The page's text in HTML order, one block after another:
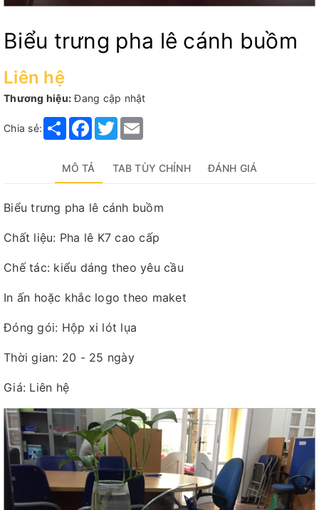
Biểu trưng pha lê cánh buồm
Liên hệ
Thương hiệu: Đang cập nhật
Chia sẻ: Share Facebook
Twitter
MÔ TẢ TAB TÙY CHỈNH ĐÁNH GIÁ
Biểu trưng pha lê cánh buồm
Chất liệu: Pha lê K7 cao cấp
Chế tác: kiểu dáng theo yêu cầu
In ấn hoặc khắc logo theo maket
Đóng gói: Hộp xi lót lụa
Thời gian: 20 - 25 ngày
Giá: Liên hệ